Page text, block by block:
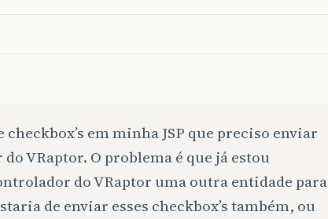
em minha JSP que preciso enviar
VRaptor. O problema é que já estou
do VRaptor uma outra entidade para
de enviar esses checkbox’s também, ou